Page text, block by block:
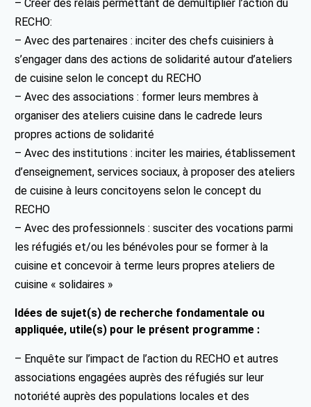
– Créer des relais permettant de démultiplier l’action du
RECHO:
– Avec des partenaires : inciter des chefs cuisiniers à
s’engager dans des actions de solidarité autour d’ateliers
de cuisine selon le concept du RECHO
– Avec des associations : former leurs membres à
organiser des ateliers cuisine dans le cadrede leurs
propres actions de solidarité
– Avec des institutions : inciter les mairies, établissement
d’enseignement, services sociaux, à proposer des ateliers
de cuisine à leurs concitoyens selon le concept du
RECHO
– Avec des professionnels : susciter des vocations parmi
les réfugiés et/ou les bénévoles pour se former à la
cuisine et concevoir à terme leurs propres ateliers de
cuisine « solidaires »
Idées de sujet(s) de recherche fondamentale ou
appliquée, utile(s) pour le présent programme :
– Enquête sur l’impact de l’action du RECHO et autres
associations engagées auprès des réfugiés sur leur
notoriété auprès des populations locales et des